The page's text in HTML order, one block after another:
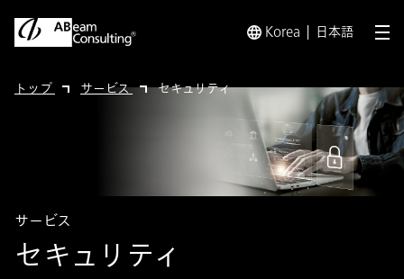
Korea 日本語 メ
トップ サービス セキュリティ
セキュリティ
サービス